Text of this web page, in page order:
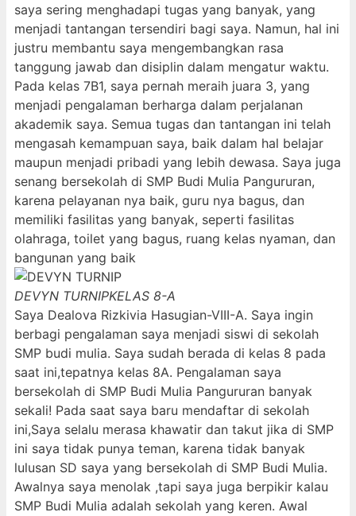
saya sering menghadapi tugas yang banyak, yang
menjadi tantangan tersendiri bagi saya. Namun, hal ini
justru membantu saya mengembangkan rasa
tanggung jawab dan disiplin dalam mengatur waktu.
Pada kelas 7B1, saya pernah meraih juara 3, yang
menjadi pengalaman berharga dalam perjalanan
akademik saya. Semua tugas dan tantangan ini telah
mengasah kemampuan saya, baik dalam hal belajar
maupun menjadi pribadi yang lebih dewasa. Saya juga
senang bersekolah di SMP Budi Mulia Pangururan,
karena pelayanan nya baik, guru nya bagus, dan
memiliki fasilitas yang banyak, seperti fasilitas
olahraga, toilet yang bagus, ruang kelas nyaman, dan
bangunan yang baik
DEVYN TURNIPKELAS 8-A
Saya Dealova Rizkivia Hasugian-VIII-A. Saya ingin
berbagi pengalaman saya menjadi siswi di sekolah
SMP budi mulia. Saya sudah berada di kelas 8 pada
saat ini,tepatnya kelas 8A. Pengalaman saya
bersekolah di SMP Budi Mulia Pangururan banyak
sekali! Pada saat saya baru mendaftar di sekolah
ini,Saya selalu merasa khawatir dan takut jika di SMP
ini saya tidak punya teman, karena tidak banyak
lulusan SD saya yang bersekolah di SMP Budi Mulia.
Awalnya saya menolak ,tapi saya juga berpikir kalau
SMP Budi Mulia adalah sekolah yang keren. Awal